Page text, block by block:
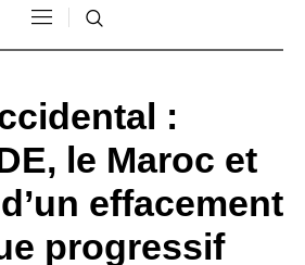
:
le Maroc et
effacement
progressif